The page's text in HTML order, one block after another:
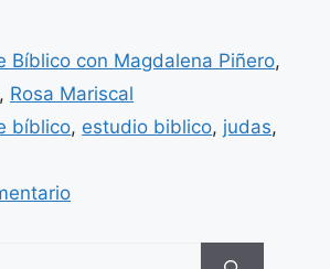
Bíblico con Magdalena Piñero,
, Rosa Mariscal
bíblico, estudio biblico, judas,